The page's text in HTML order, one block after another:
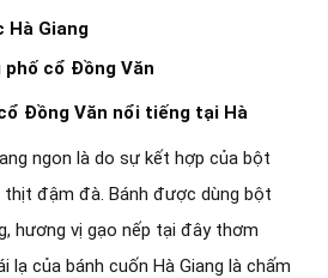
Hà Giang
phố cổ Đồng Văn
Đồng Văn nổi tiếng tại Hà
ngon là do sự kết hợp của bột
thịt đậm đà. Bánh được dùng bột
hương vị gạo nếp tại đây thơm
lạ của bánh cuốn Hà Giang là chấm